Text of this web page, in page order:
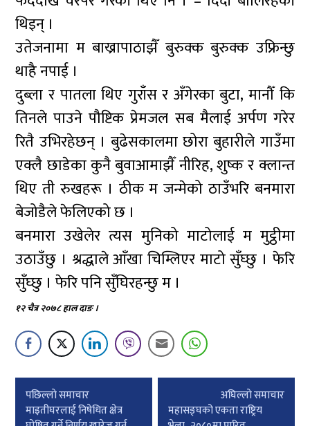
थिइन् ।
उतेजनामा म बाख्रापाठाझैँ बुरुक्क बुरुक्क उफ्रिन्छु
थाहै नपाई ।
दुब्ला र पातला थिए गुराँस र अँगेरका बुटा, मानौँ कि
तिनले पाउने पौष्टिक प्रेमजल सब मैलाई अर्पण गरेर
रितै उभिरहेछन् । बुढेसकालमा छोरा बुहारीले गाउँमा
एक्लै छाडेका कुनै बुवाआमाझैँ नीरिह, शुष्क र क्लान्त
थिए ती रुखहरू । ठीक म जन्मेको ठाउँभरि बनमारा
बेजोडैले फेलिएको छ ।
बनमारा उखेलेर त्यस मुनिको माटोलाई म मुट्ठीमा
उठाउँछु । श्रद्धाले आँखा चिम्लिएर माटो सुँघ्छु । फेरि
सुँघ्छु । फेरि पनि सुँघिरहन्छु म ।
१२ चैत्र २०७८ हाल दाङ ।
Post
navigation
पछिल्लाे समाचार
माइतीघरलाई निषेधित क्षेत्र
अघिल्लाे समाचार
महासङ्घको एकता राष्ट्रिय